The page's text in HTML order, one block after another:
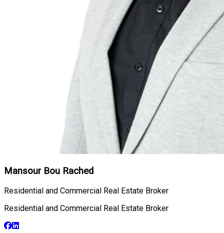
Mansour Bou Rached
Residential and Commercial Real Estate Broker
Residential and Commercial Real Estate Broker